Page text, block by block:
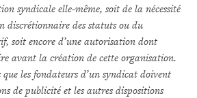
syndicale elle-même, soit de la nécessité
discrétionnaire des statuts ou du
soit encore d’une autorisation dont
avant la création de cette organisation.
les fondateurs d’un syndicat doivent
de publicité et les autres dispositions